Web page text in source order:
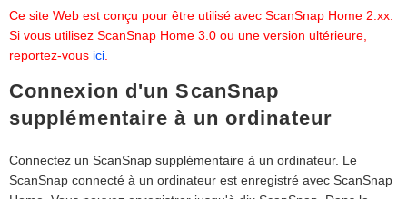
Ce site Web est conçu pour être utilisé avec ScanSnap Home 2.xx.
Si vous utilisez ScanSnap Home 3.0 ou une version ultérieure,
reportez-vous ici
Connexion d'un ScanSnap
supplémentaire à un ordinateur
Connectez un ScanSnap supplémentaire à un ordinateur. Le
ScanSnap connecté à un ordinateur est enregistré avec ScanSnap